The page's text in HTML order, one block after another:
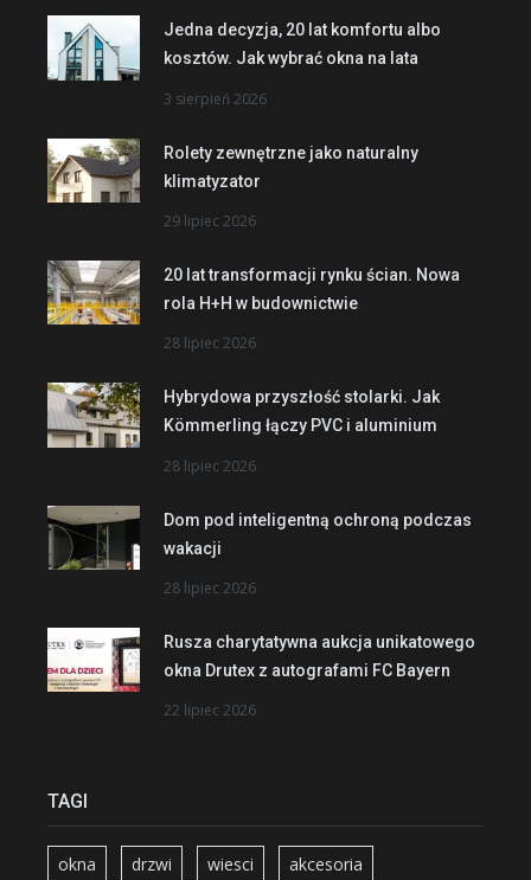
Jedna decyzja, 20 lat komfortu albo
kosztów. Jak wybrać okna na lata
3 sierpień 2026
Rolety zewnętrzne jako naturalny
klimatyzator
29 lipiec 2026
20 lat transformacji rynku ścian. Nowa
rola H+H w budownictwie
28 lipiec 2026
Hybrydowa przyszłość stolarki. Jak
Kömmerling łączy PVC i aluminium
28 lipiec 2026
Dom pod inteligentną ochroną podczas
wakacji
28 lipiec 2026
Rusza charytatywna aukcja unikatowego
okna Drutex z autografami FC Bayern
22 lipiec 2026
TAGI
okna drzwi wiesci akcesoria